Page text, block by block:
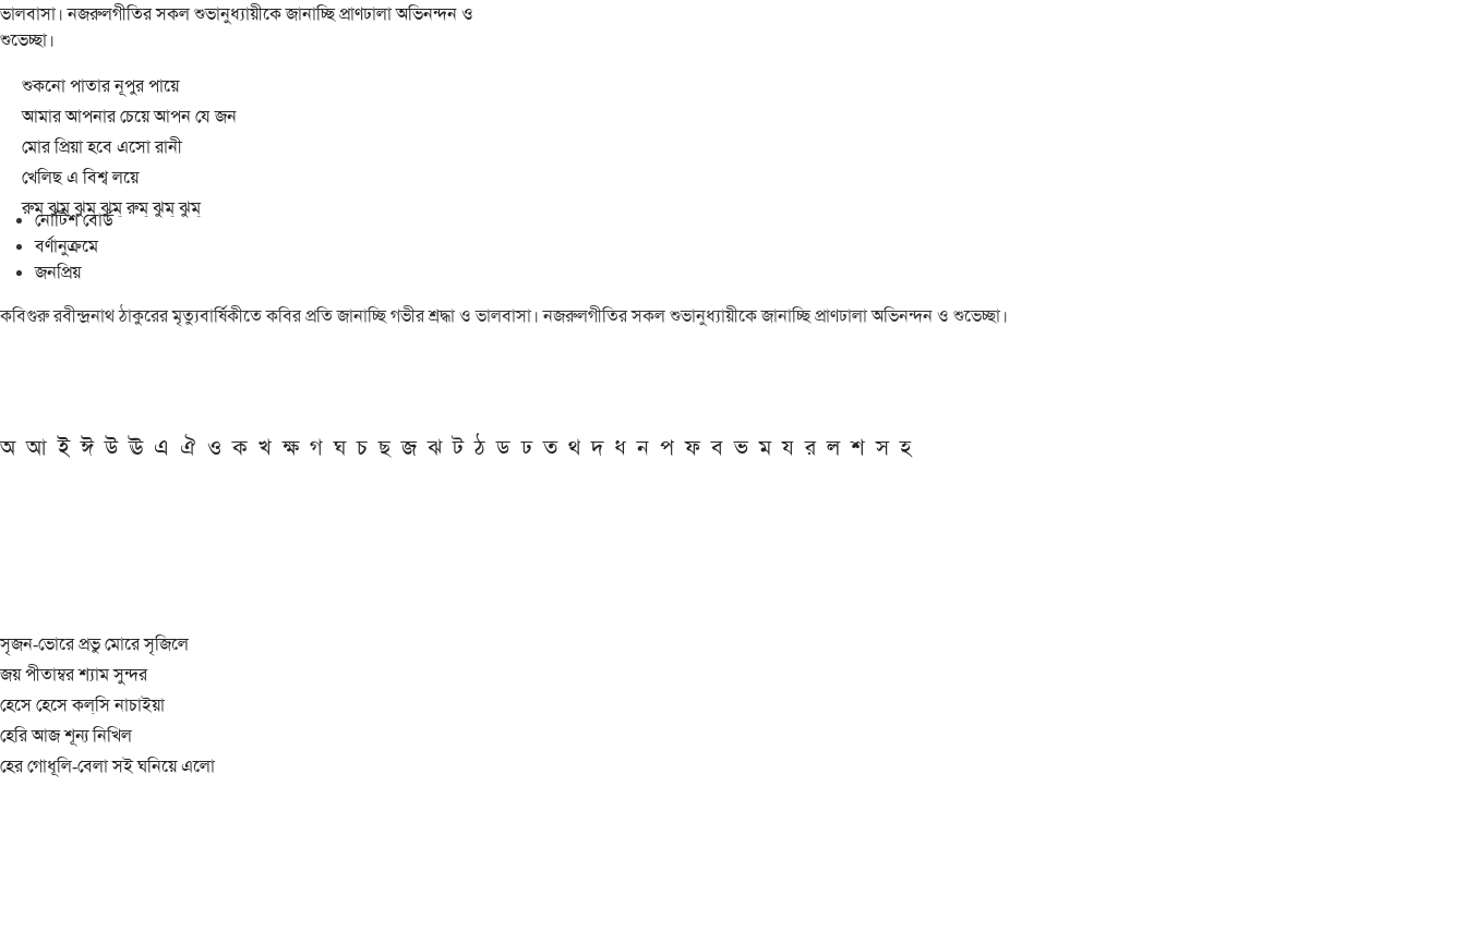
ভালবাসা। নজরুলগীতির সকল শুভানুধ্যায়ীকে জানাচ্ছি প্রাণঢালা অভিনন্দন ও
শুভেচ্ছা।
শুকনো পাতার নূপুর পায়ে
আমার আপনার চেয়ে আপন যে জন
মোর প্রিয়া হবে এসো রানী
খেলিছ এ বিশ্ব লয়ে
রুম্ ঝুম্ ঝুম্ ঝুম্ রুম্ ঝুম্ ঝুম্
নোটিশ বোর্ড
বর্ণানুক্রমে
জনপ্রিয়
কবিগুরু রবীন্দ্রনাথ ঠাকুরের মৃত্যুবার্ষিকীতে কবির প্রতি জানাচ্ছি গভীর শ্রদ্ধা ও ভালবাসা। নজরুলগীতির সকল শুভানুধ্যায়ীকে জানাচ্ছি প্রাণঢালা অভিনন্দন ও শুভেচ্ছা।
অ আ ই ঈ উ ঊ এ ঐ ও ক খ ক্ষ গ ঘ চ ছ জ ঝ ট ঠ ড ঢ ত থ দ ধ ন প ফ ব ভ ম য র ল শ স হ
সৃজন-ভোরে প্রভু মোরে সৃজিলে
জয় পীতাম্বর শ্যাম সুন্দর
হেসে হেসে কল্‌সি নাচাইয়া
হেরি আজ শূন্য নিখিল
হের গোধূলি-বেলা সই ঘনিয়ে এলো